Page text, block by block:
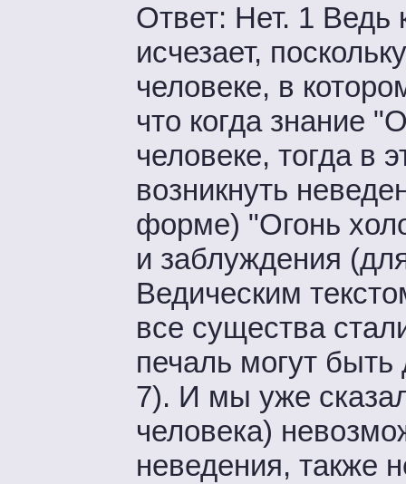
Ответ: Нет. 1 Ведь
исчезает,
человеке, в
что когда знание
человеке, тогда в
возникнуть
форме) "Огонь
и заблуждения
Ведическим
все существа
печаль могут
7). И мы уже
человека)
неведения, также